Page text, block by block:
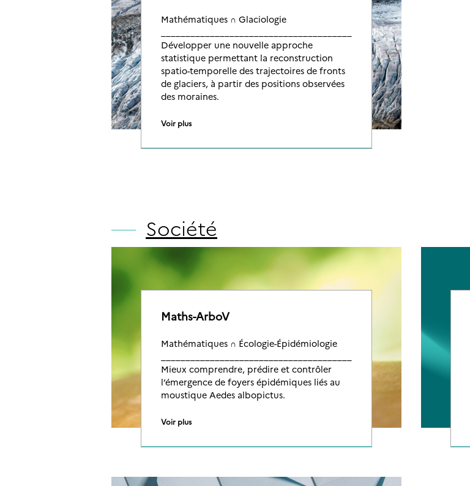
Mathématiques ∩ Glaciologie
Développer une nouvelle approche
statistique permettant la reconstruction
spatio-temporelle des trajectoires de fronts
de glaciers, à partir des positions observées
des moraines.
Voir plus
Société
Maths-ArboV
Mathématiques ∩ Écologie-Épidémiologie
Mieux comprendre, prédire et contrôler
l’émergence de foyers épidémiques liés au
moustique Aedes albopictus.
Voir plus